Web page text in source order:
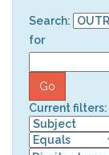
Search:
for
Current filters: